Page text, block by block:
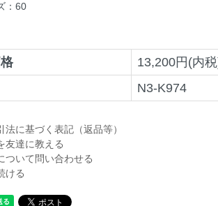
：60
13,200円(内
N3-K974
法に基づく表記（返品等）
友達に教える
ついて問い合わせる
ける